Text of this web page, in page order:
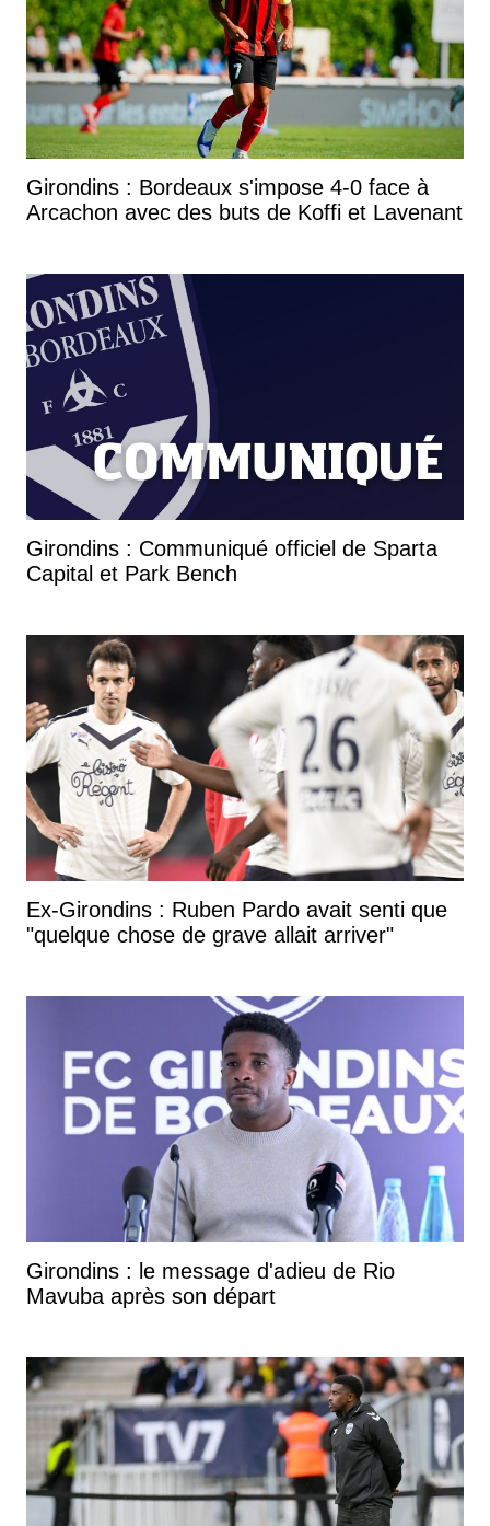
Girondins : Bordeaux s'impose 4-0 face à
Arcachon avec des buts de Koffi et Lavenant
Girondins : Communiqué officiel de Sparta
Capital et Park Bench
Ex-Girondins : Ruben Pardo avait senti que
"quelque chose de grave allait arriver"
Girondins : le message d'adieu de Rio
Mavuba après son départ